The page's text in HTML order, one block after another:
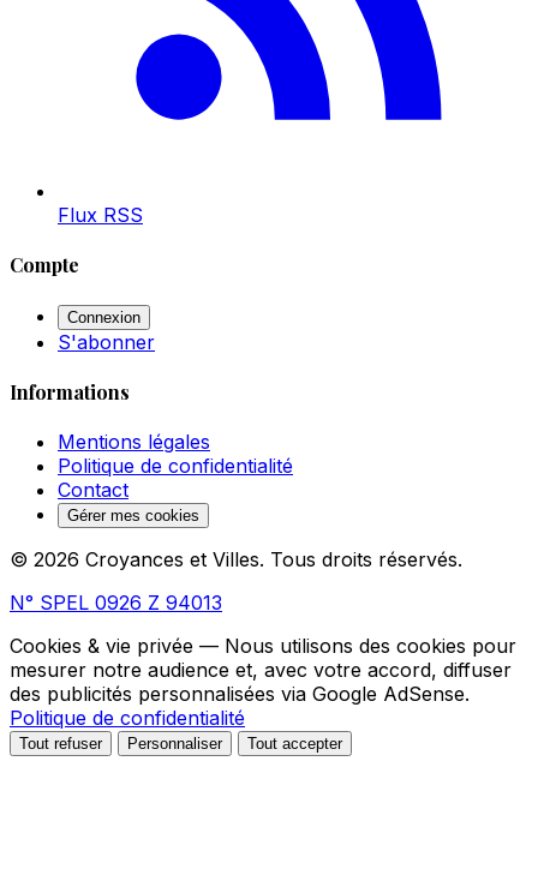
Flux RSS
Compte
Connexion
S'abonner
Informations
Mentions légales
Politique de confidentialité
Contact
Gérer mes cookies
© 2026 Croyances et Villes. Tous droits réservés.
N° SPEL 0926 Z 94013
Cookies & vie privée — Nous utilisons des cookies pour
mesurer notre audience et, avec votre accord, diffuser
des publicités personnalisées via Google AdSense.
Politique de confidentialité
Tout refuser Personnaliser Tout accepter